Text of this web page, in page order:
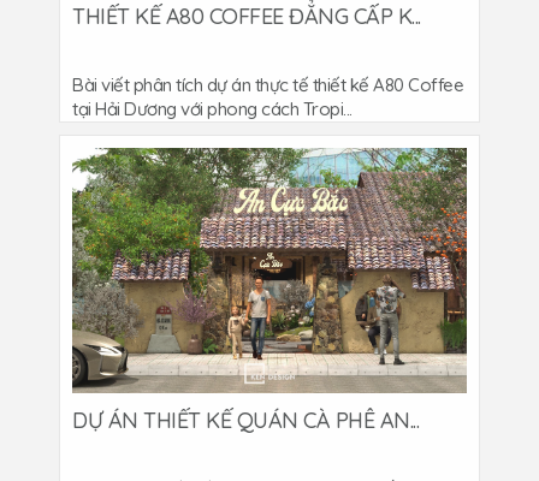
THIẾT KẾ A80 COFFEE ĐẲNG CẤP K...
Bài viết phân tích dự án thực tế thiết kế A80 Coffee
tại Hải Dương với phong cách Tropi...
DỰ ÁN THIẾT KẾ QUÁN CÀ PHÊ AN...